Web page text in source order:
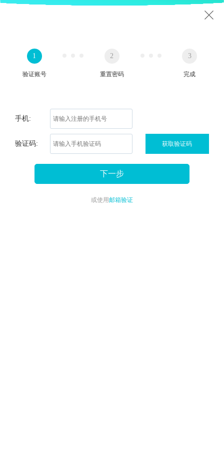
1
验证账号
2
重置密码
3
完成
手机:
验证码: 获取验证码
下一步
或使用邮箱验证